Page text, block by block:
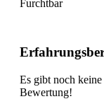
Furchtbar
Es gibt noch
Bewertung!